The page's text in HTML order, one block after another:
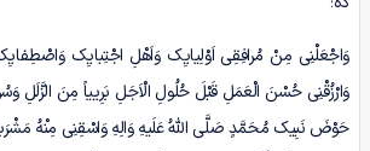
وَاجْعَلْنِی مِنْ مُرافِقِی اَوْلِیایِک وَاَهْلِ اجْتِبایِک
وَارْزُقْنِی حُسْنَ الْعَمَلِ قَبْلَ حُلُولِ الْاَجَلِ بَرِییاً مِنَ الزَّلَلِ
حَوْضَ نَبِیک مُحَمَّدٍ صَلَّی اللّهُ عَلَیهِ وَالِهِ وَاسْقِنِی مِنْهُ مَشْرَباً